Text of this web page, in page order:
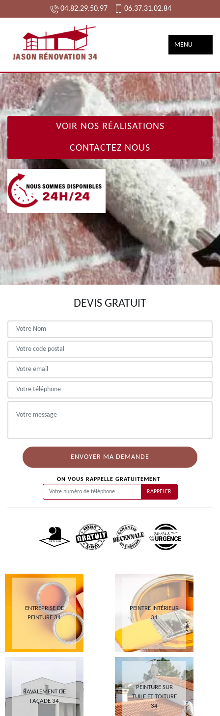
04.82.29.50.97 06.37.31.02.84
MENU
VOIR NOS RÉALISATIONS
CONTACTEZ NOUS
DEVIS GRATUIT
ON VOUS RAPPELLE GRATUITEMENT
ENTREPRISE DE
PEINTURE 34
PEINTRE INTÉRIEUR
34
RAVALEMENT DE
FAÇADE 34
PEINTURE SUR
TUILE ET TOITURE
34